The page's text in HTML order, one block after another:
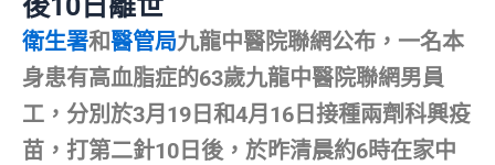
衛生署和醫管局九龍中醫院聯網公布，一名本
身患有高血脂症的63歲九龍中醫院聯網男員
工，分別於3月19日和4月16日接種兩劑科興疫
苗，打第二針10日後，於昨清晨約6時在家中